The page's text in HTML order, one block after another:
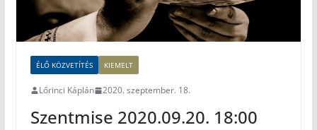
ÉLŐ KÖZVETÍTÉS KIEMELT
Lőrinci Káplán 2020. szeptember. 18.
Szentmise 2020.09.20. 18:00